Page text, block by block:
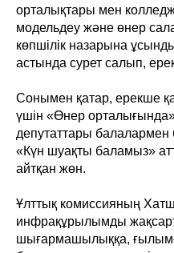
орталықтары мен
модельдеу және өнер
көпшілік назарына
астында сурет салып,
Сонымен қатар, ерекше
үшін «Өнер
депутаттары балалармен
«Күн шуақты баламыз»
айтқан жөн.
Ұлттық комиссияның
инфрақұрылымды
шығармашылыққа,